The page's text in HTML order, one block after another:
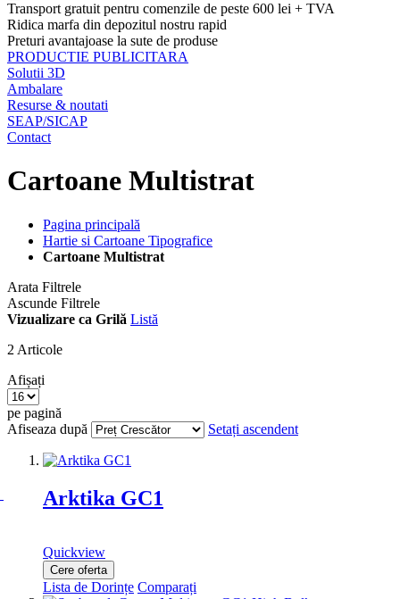
Transport gratuit pentru comenzile de peste 600 lei + TVA
Ridica marfa din depozitul nostru rapid
Preturi avantajoase la sute de produse
PRODUCTIE PUBLICITARA
Solutii 3D
Ambalare
Resurse & noutati
SEAP/SICAP
Contact
Cartoane Multistrat
Pagina principală
Hartie si Cartoane Tipografice
Cartoane Multistrat
Arata Filtrele
Ascunde Filtrele
Vizualizare ca Grilă Listă
2 Articole
Afișați
pe pagină
Afiseaza după
Setați ascendent
Arktika GC1
Quickview
Cere oferta
Lista de Dorințe Comparați